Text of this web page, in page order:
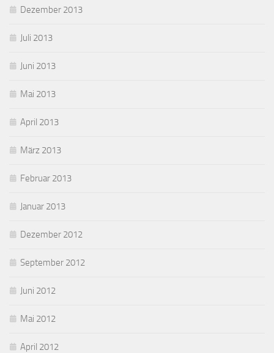
Dezember 2013
Juli 2013
Juni 2013
Mai 2013
April 2013
März 2013
Februar 2013
Januar 2013
Dezember 2012
September 2012
Juni 2012
Mai 2012
April 2012